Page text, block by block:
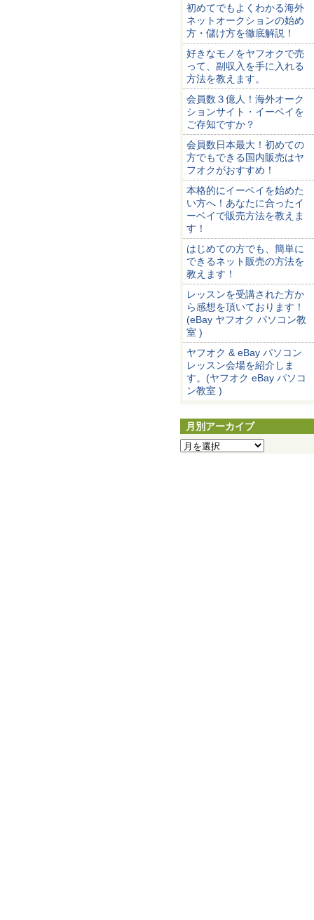
初めてでもよくわかる海外
ネットオークションの始め
方・儲け方を徹底解説！
好きなモノをヤフオクで売
って、副収入を手に入れる
方法を教えます。
会員数３億人！海外オーク
ションサイト・イーベイを
ご存知ですか？
会員数日本最大！初めての
方でもできる国内販売はヤ
フオクがおすすめ！
本格的にイーベイを始めた
い方へ！あなたに合ったイ
ーベイで販売方法を教えま
す！
はじめての方でも、簡単に
できるネット販売の方法を
教えます！
レッスンを受講された方か
ら感想を頂いております！
(eBay ヤフオク パソコン教
室 )
ヤフオク & eBay パソコン
レッスン会場を紹介しま
す。(ヤフオク eBay パソコ
ン教室 )
月別アーカイブ